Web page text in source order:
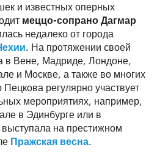
и известных оперных
меццо-сопрано Дагмар
недалеко от города
. На протяжении своей
в Вене, Мадриде, Лондоне,
и Москве, а также во многих
регулярно участвует
мероприятиях, например,
в Эдинбурге или в
на престижном
Пражская весна.